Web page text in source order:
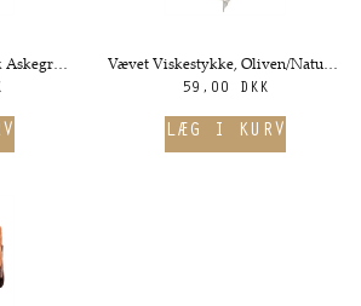
Strikkede Karklude, 3 stk Askegrå Kombi - Solwang Vævet Viskestykke, Oliven/Natur Mix - Solwang
59,00 DKK